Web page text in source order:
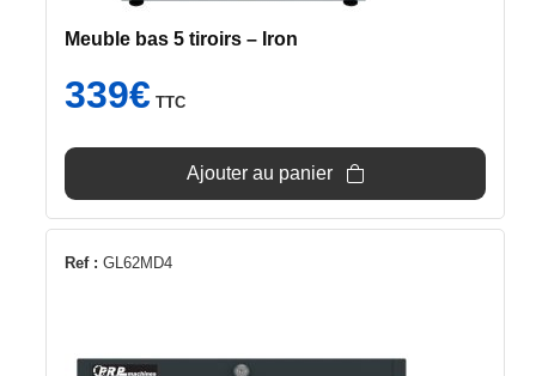
Meuble bas 5 tiroirs – Iron
339€ TTC
Ajouter au panier
Ref : GL62MD4